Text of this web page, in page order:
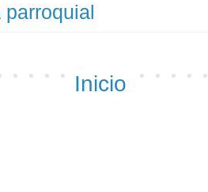
parroquial
Inicio